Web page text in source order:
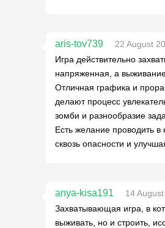
aris-tov739
22 August
Игра действительно
напряженная, а выживание
Отличная графика и
делают процесс
зомби и разнообразие
Есть желание проводить
сквозь опасности и
anya-kisa191
14
Захватывающая игра, в
выживать, но и строить,